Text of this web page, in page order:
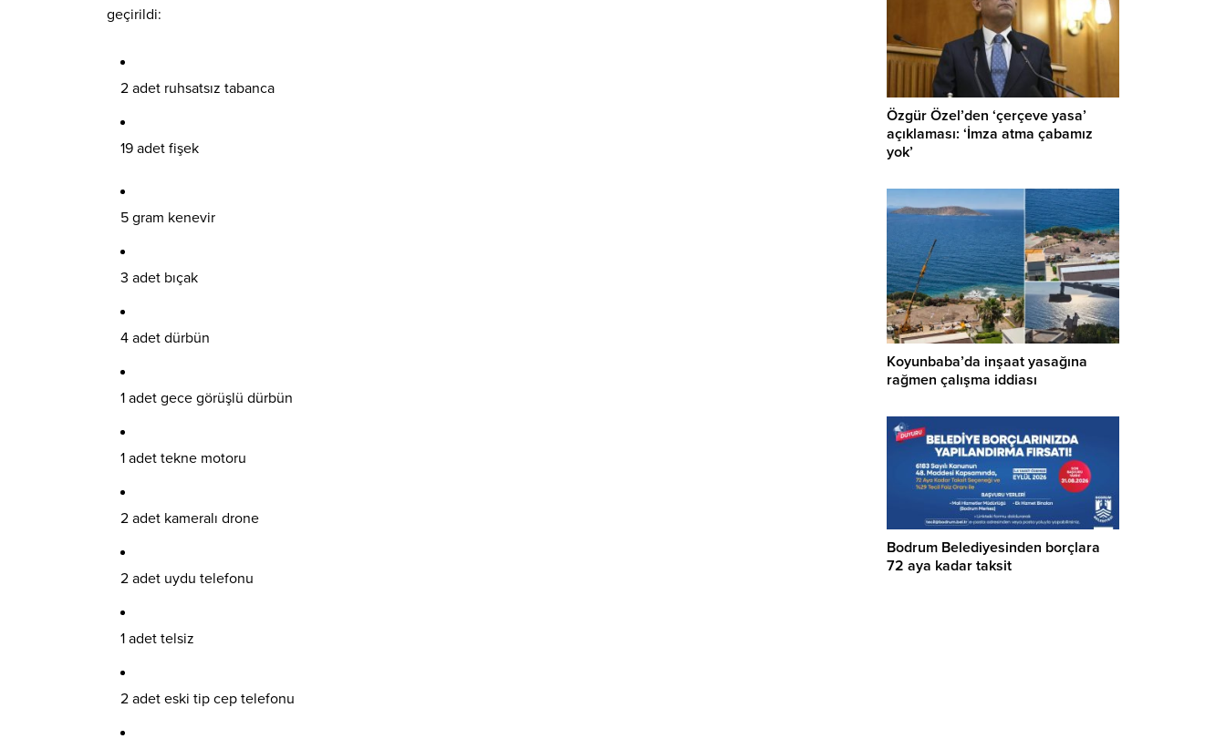
geçirildi:
2 adet ruhsatsız tabanca
19 adet fişek
5 gram kenevir
3 adet bıçak
4 adet dürbün
1 adet gece görüşlü dürbün
1 adet tekne motoru
2 adet kameralı drone
2 adet uydu telefonu
1 adet telsiz
2 adet eski tip cep telefonu
Özgür Özel’den ‘çerçeve yasa’
açıklaması: ‘İmza atma çabamız
yok’
Koyunbaba’da inşaat yasağına
rağmen çalışma iddiası
Bodrum Belediyesinden borçlara
72 aya kadar taksit